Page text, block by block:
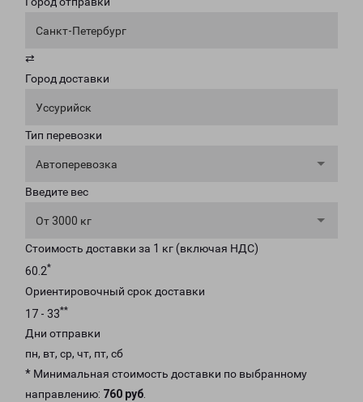
Санкт-Петербург
⇄
Город доставки
Уссурийск
Тип перевозки
Автоперевозка
Введите вес
От 3000 кг
Стоимость доставки за 1 кг (включая НДС)
60.2*
Ориентировочный срок доставки
17 - 33**
Дни отправки
пн, вт, ср, чт, пт, сб
* Минимальная стоимость доставки по выбранному
направлению: 760 руб.